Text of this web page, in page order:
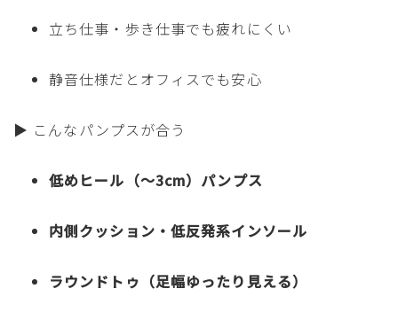
立ち仕事・歩き仕事でも疲れにくい
静音仕様だとオフィスでも安心
▶ こんなパンプスが合う
低めヒール（〜3cm）パンプス
内側クッション・低反発系インソール
ラウンドトゥ（足幅ゆったり見える）